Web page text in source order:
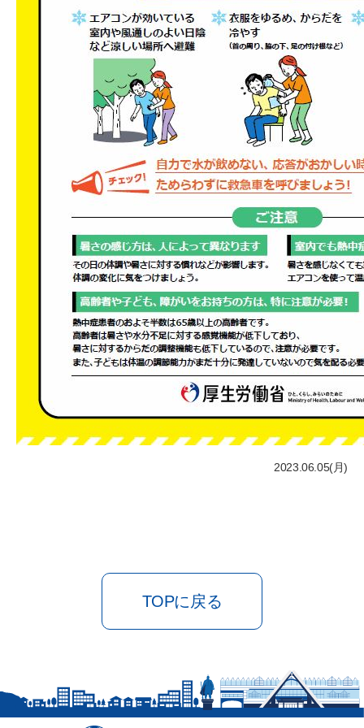
2023.06.05(月)
TOPに戻る